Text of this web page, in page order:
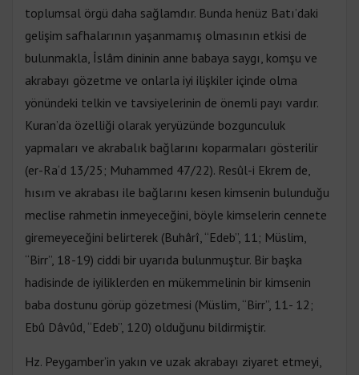
toplumsal örgü daha sağlamdır. Bunda henüz Batı’daki
gelişim safhalarının yaşanmamış olmasının etkisi de
bulunmakla, İslâm dininin anne babaya saygı, komşu ve
akrabayı gözetme ve onlarla iyi ilişkiler içinde olma
yönündeki telkin ve tavsiyelerinin de önemli payı vardır.
Kuran’da özelliği olarak yeryüzünde bozgunculuk
yapmaları ve akrabalık bağlarını koparmaları gösterilir
(er-Ra‘d 13/25; Muhammed 47/22). Resûl-i Ekrem de,
hısım ve akrabası ile bağlarını kesen kimsenin bulunduğu
meclise rahmetin inmeyeceğini, böyle kimselerin cennete
giremeyeceğini belirterek (Buhârî, “Edeb”, 11; Müslim,
“Birr”, 18-19) ciddi bir uyarıda bulunmuştur. Bir başka
hadisinde de iyiliklerden en mükemmelinin bir kimsenin
baba dostunu görüp gözetmesi (Müslim, “Birr”, 11- 12;
Ebû Dâvûd, “Edeb”, 120) olduğunu bildirmiştir.
Hz. Peygamber’in yakın ve uzak akrabayı ziyaret etmeyi,